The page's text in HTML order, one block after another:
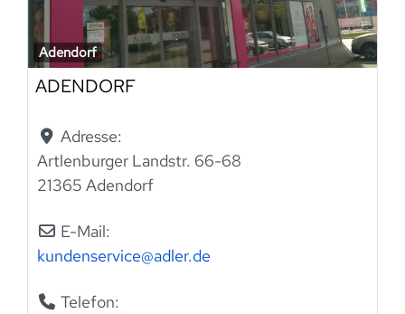
Adendorf
ADENDORF
Adresse:
Artlenburger Landstr. 66-68
21365 Adendorf
E-Mail:
kundenservice@adler.de
Telefon: